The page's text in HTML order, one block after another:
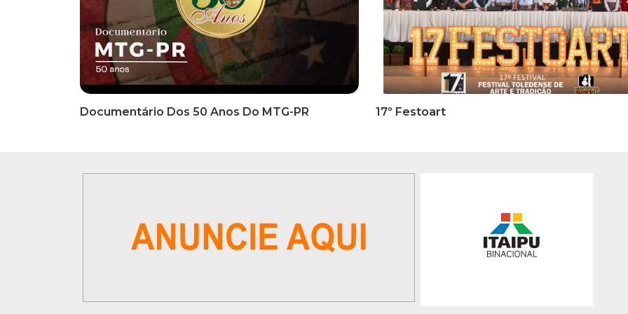
INFORMATIVOS
EDITAL DE CONVOCAÇÃO Nº
002/2026 - PROCESSO DE
SELEÇÃO DE EMPRESA PARA
PRESTAÇÃO DE SERVIÇOS DE
MARKETING E COMUNICAÇÃO
INFORMATIVOS
COMUNICADO OFICIAL -
Inscrições Para A 1ª Etapa
Classificatória Do 35º FEPART,
Que Ocorrerá Do Dia 05 Ao Dia
07 De Junho De 2026
INFORMATIVOS
EDITAL 3/2026 –
INSCRIÇÕES 1ª ETAPA
CLASSIFICATÓRIA DO 35°
FEPART